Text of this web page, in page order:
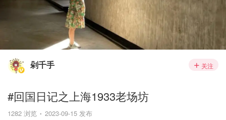
剁千手 关注
#回国日记之上海1933老场坊
1282 浏览 2023-09-15 发布